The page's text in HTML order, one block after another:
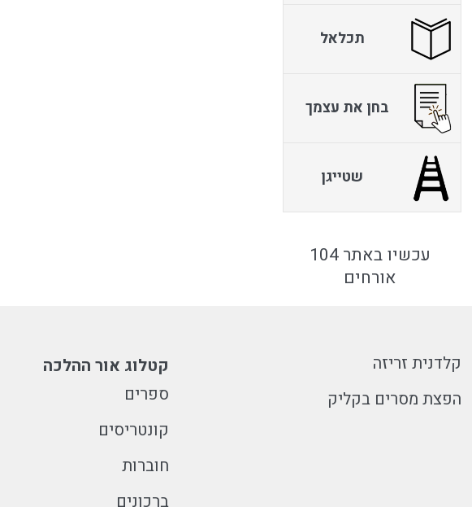
תכלאל
בחן את עצמך
שטייגן
עכשיו באתר 104
אורחים
קלדנית זריזה
הפצת מסרים בקליק
קטלוג אור ההלכה
ספרים
קונטריסים
חוברות
ברכונים